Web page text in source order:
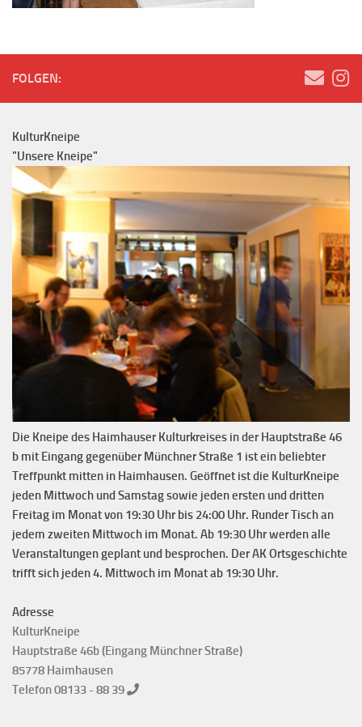
FOLGEN:
KulturKneipe
"Unsere Kneipe"
Die Kneipe des Haimhauser Kulturkreises in der Hauptstraße 46
b mit Eingang gegenüber Münchner Straße 1 ist ein beliebter
Treffpunkt mitten in Haimhausen. Geöffnet ist die KulturKneipe
jeden Mittwoch und Samstag sowie jeden ersten und dritten
Freitag im Monat von 19:30 Uhr bis 24:00 Uhr. Runder Tisch an
jedem zweiten Mittwoch im Monat. Ab 19:30 Uhr werden alle
Veranstaltungen geplant und besprochen. Der AK Ortsgeschichte
trifft sich jeden 4. Mittwoch im Monat ab 19:30 Uhr.
Adresse
KulturKneipe
Hauptstraße 46b (Eingang Münchner Straße)
85778 Haimhausen
Telefon 08133 - 88 39